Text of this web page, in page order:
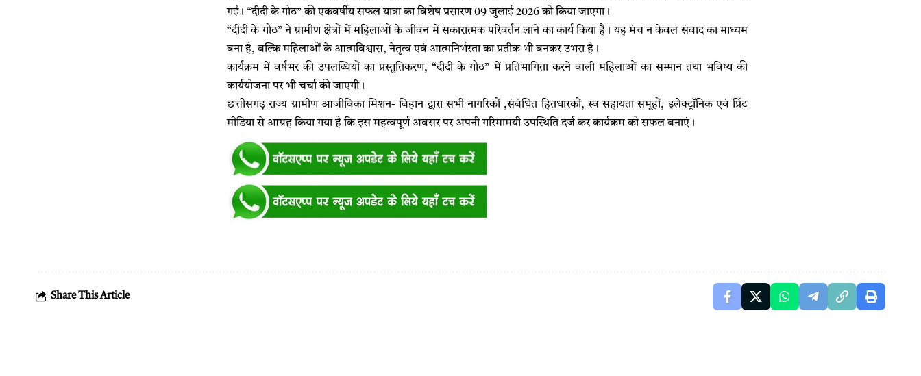
गईं। “दीदी के गोठ” की एकवर्षीय सफल यात्रा का विशेष प्रसारण 09 जुलाई 2026 को किया जाएगा।
“दीदी के गोठ” ने ग्रामीण क्षेत्रों में महिलाओं के जीवन में सकारात्मक परिवर्तन लाने का कार्य किया है। यह मंच न केवल संवाद का माध्यम
बना है, बल्कि महिलाओं के आत्मविश्वास, नेतृत्व एवं आत्मनिर्भरता का प्रतीक भी बनकर उभरा है।
कार्यक्रम में वर्षभर की उपलब्धियों का प्रस्तुतिकरण, “दीदी के गोठ” में प्रतिभागिता करने वाली महिलाओं का सम्मान तथा भविष्य की
कार्ययोजना पर भी चर्चा की जाएगी।
छत्तीसगढ़ राज्य ग्रामीण आजीविका मिशन- बिहान द्वारा सभी नागरिकों ,संबंधित हितधारकों, स्व सहायता समूहों, इलेक्ट्रॉनिक एवं प्रिंट
मीडिया से आग्रह किया गया है कि इस महत्वपूर्ण अवसर पर अपनी गरिमामयी उपस्थिति दर्ज कर कार्यक्रम को सफल बनाएं।
Share This Article